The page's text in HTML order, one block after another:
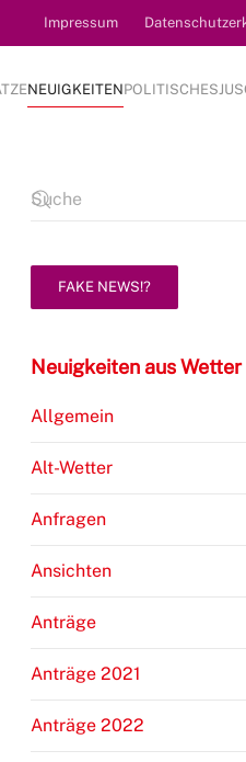
Impressum
NEUIGKEITENPOLITISCHES
FAKE NEWS!?
Neuigkeiten aus Wetter
Allgemein
Alt-Wetter
Anfragen
Ansichten
Anträge
Anträge 2021
Anträge 2022